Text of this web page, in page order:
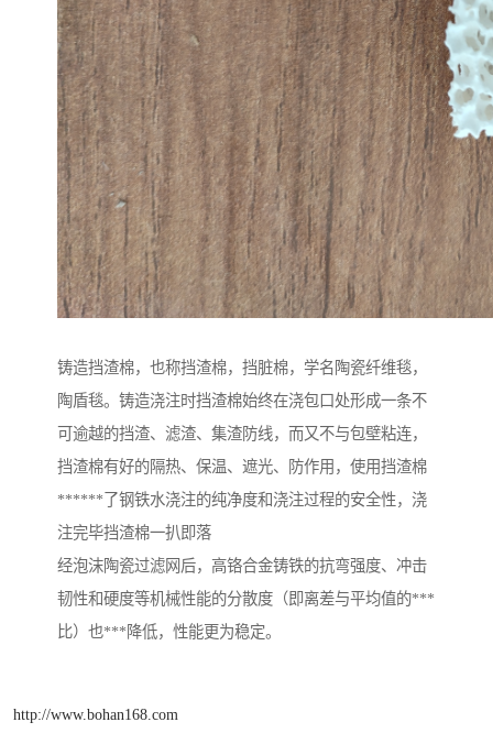
铸造挡渣棉，也称挡渣棉，挡脏棉，学名陶瓷纤维毯，
陶盾毯。铸造浇注时挡渣棉始终在浇包口处形成一条不
可逾越的挡渣、滤渣、集渣防线，而又不与包壁粘连，
挡渣棉有好的隔热、保温、遮光、防作用，使用挡渣棉
******了钢铁水浇注的纯净度和浇注过程的安全性，浇
注完毕挡渣棉一扒即落
经泡沫陶瓷过滤网后，高铬合金铸铁的抗弯强度、冲击
韧性和硬度等机械性能的分散度（即离差与平均值的***
比）也***降低，性能更为稳定。
http://www.bohan168.com